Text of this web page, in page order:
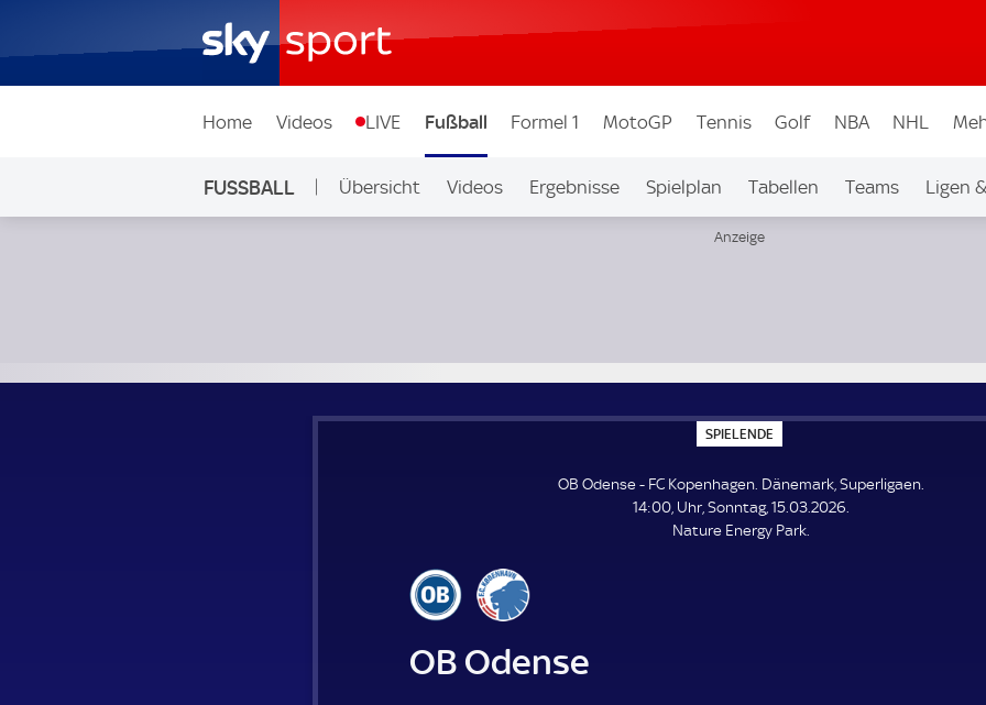
Home Videos LIVE Fußball Formel 1 MotoGP Tennis Golf NBA NHL
FUSSBALL Übersicht Videos Ergebnisse Spielplan Tabellen Teams Ligen
SPIELENDE
P
E
L
E
N
OB Odense - FC Kopenhagen. Dänemark, Superligaen.
14:00, Uhr, Sonntag, 15.03.2026.
Nature Energy Park.
OB Odense